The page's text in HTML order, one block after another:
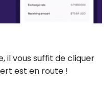
il vous suffit de cliquer
est en route !